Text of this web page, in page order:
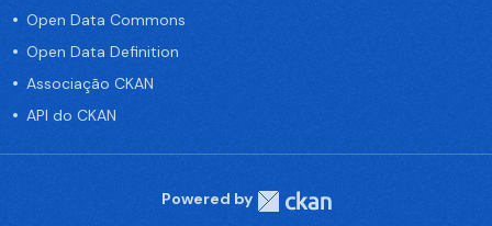
Open Data Commons
Open Data Definition
Associação CKAN
API do CKAN
Powered by